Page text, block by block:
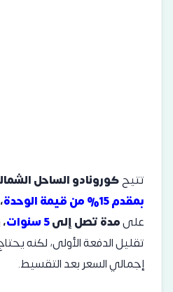
تتيحكورونادو الساحل
بمقدم 15% من قيمة الوحدة
،
علىمدة تصل إلى ،
تقليل الدفعة الأولى، لكنه
إجمالي السعر بعد التقسيط.